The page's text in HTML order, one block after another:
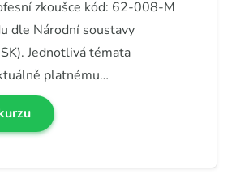
zkoušce kód: 62-008-M
dle Národní soustavy
Jednotlivá témata
platnému…